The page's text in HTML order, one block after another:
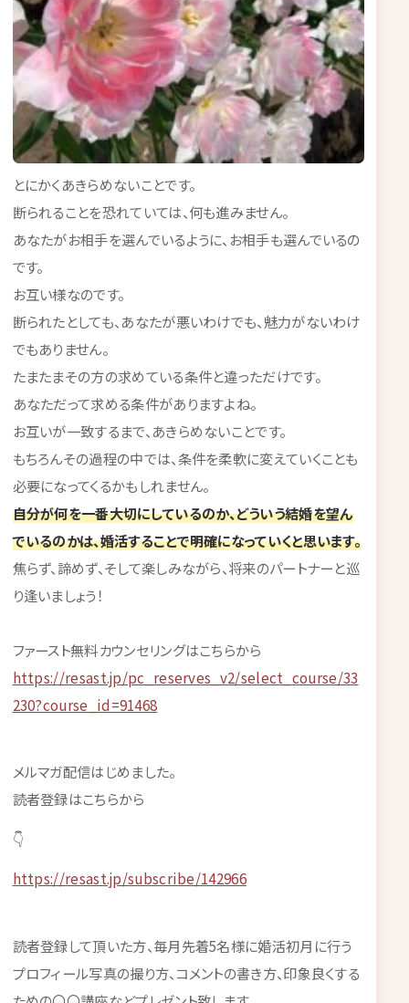
とにかくあきらめないことです。
断られることを恐れていては、何も進みません。
あなたがお相手を選んでいるように、お相手も選んでいるの
です。
お互い様なのです。
断られたとしても、あなたが悪いわけでも、魅力がないわけ
でもありません。
たまたまその方の求めている条件と違っただけです。
あなただって求める条件がありますよね。
お互いが一致するまで、あきらめないことです。
もちろんその過程の中では、条件を柔軟に変えていくことも
必要になってくるかもしれません。
自分が何を一番大切にしているのか、どういう結婚を望ん
でいるのかは、婚活することで明確になっていくと思います。
焦らず、諦めず、そして楽しみながら、将来のパートナーと巡
り逢いましょう！
ファースト無料カウンセリングはこちらから
https://resast.jp/pc_reserves_v2/select_course/33
230?course_id=91468
メルマガ配信はじめました。
読者登録はこちらから
👇
https://resast.jp/subscribe/142966
読者登録して頂いた方、毎月先着5名様に婚活初月に行う
プロフィール写真の撮り方、コメントの書き方、印象良くする